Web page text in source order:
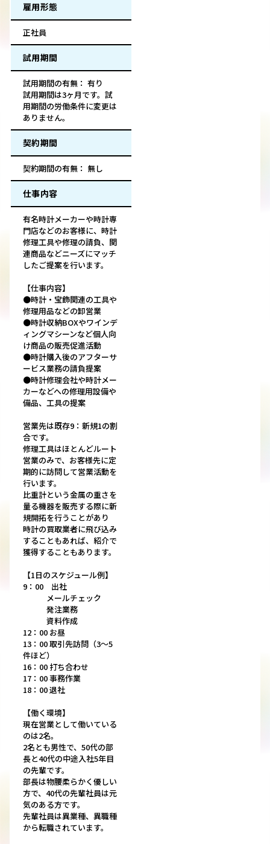
雇用形態
正社員
試用期間
試用期間の有無： 有り
試用期間は3ヶ月です。試
用期間の労働条件に変更は
ありません。
契約期間
契約期間の有無： 無し
仕事内容
有名時計メーカーや時計専
門店などのお客様に、時計
修理工具や修理の請負、関
連商品などニーズにマッチ
したご提案を行います。
【仕事内容】
●時計・宝飾関連の工具や
修理用品などの卸営業
●時計収納BOXやワインデ
ィングマシーンなど個人向
け商品の販売促進活動
●時計購入後のアフターサ
ービス業務の請負提案
●時計修理会社や時計メー
カーなどへの修理用設備や
備品、工具の提案
営業先は既存9：新規1の割
合です。
修理工具はほとんどルート
営業のみで、お客様先に定
期的に訪問して営業活動を
行います。
比重計という金属の重さを
量る機器を販売する際に新
規開拓を行うことがあり
時計の買取業者に飛び込み
することもあれば、紹介で
獲得することもあります。
【1日のスケジュール例】
9：00 出社
メールチェック
発注業務
資料作成
12：00 お昼
13：00 取引先訪問（3～5
件ほど）
16：00 打ち合わせ
17：00 事務作業
18：00 退社
【働く環境】
現在営業として働いている
のは2名。
2名とも男性で、50代の部
長と40代の中途入社5年目
の先輩です。
部長は物腰柔らかく優しい
方で、40代の先輩社員は元
気のある方です。
先輩社員は異業種、異職種
から転職されています。